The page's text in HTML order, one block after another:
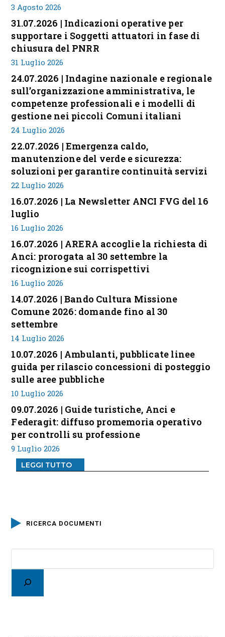
3 Agosto 2026
31.07.2026 | Indicazioni operative per
supportare i Soggetti attuatori in fase di
chiusura del PNRR
31 Luglio 2026
24.07.2026 | Indagine nazionale e regionale
sull’organizzazione amministrativa, le
competenze professionali e i modelli di
gestione nei piccoli Comuni italiani
24 Luglio 2026
22.07.2026 | Emergenza caldo,
manutenzione del verde e sicurezza:
soluzioni per garantire continuità servizi
22 Luglio 2026
16.07.2026 | La Newsletter ANCI FVG del 16
luglio
16 Luglio 2026
16.07.2026 | ARERA accoglie la richiesta di
Anci: prorogata al 30 settembre la
ricognizione sui corrispettivi
16 Luglio 2026
14.07.2026 | Bando Cultura Missione
Comune 2026: domande fino al 30
settembre
14 Luglio 2026
10.07.2026 | Ambulanti, pubblicate linee
guida per rilascio concessioni di posteggio
sulle aree pubbliche
10 Luglio 2026
09.07.2026 | Guide turistiche, Anci e
Federagit: diffuso promemoria operativo
per controlli su professione
9 Luglio 2026
LEGGI TUTTO
RICERCA DOCUMENTI